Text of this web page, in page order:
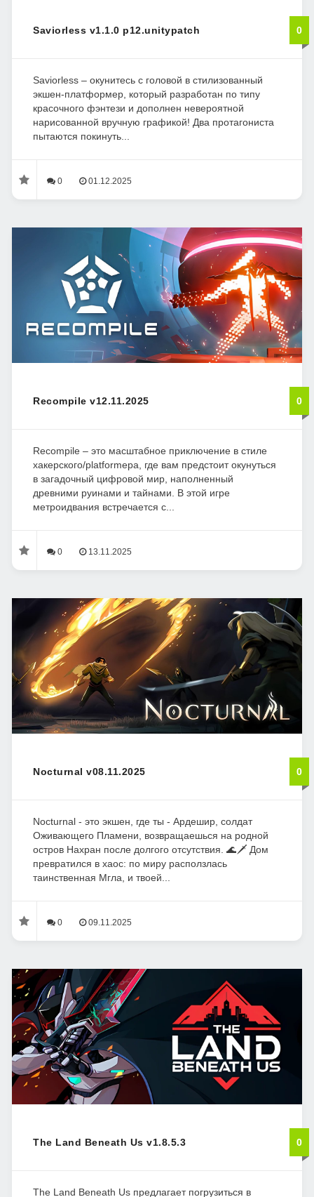
Saviorless v1.1.0 p12.unitypatch 0
Saviorless – окунитесь с головой в стилизованный
экшен-платформер, который разработан по типу
красочного фэнтези и дополнен невероятной
нарисованной вручную графикой! Два протагониста
пытаются покинуть...
0 01.12.2025
Recompile v12.11.2025 0
Recompile – это масштабное приключение в стиле
хакерского/platformера, где вам предстоит окунуться
в загадочный цифровой мир, наполненный
древними руинами и тайнами. В этой игре
метроидвания встречается с...
0 13.11.2025
Nocturnal v08.11.2025 0
Nocturnal - это экшен, где ты - Ардешир, солдат
Оживающего Пламени, возвращаешься на родной
остров Нахран после долгого отсутствия. 🌊🗡️ Дом
превратился в хаос: по миру расползлась
таинственная Мгла, и твоей...
0 09.11.2025
The Land Beneath Us v1.8.5.3 0
The Land Beneath Us предлагает погрузиться в